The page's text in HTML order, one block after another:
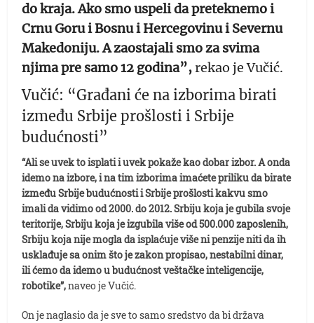
do kraja. Ako smo uspeli da preteknemo i
Crnu Goru i Bosnu i Hercegovinu i Severnu
Makedoniju. A zaostajali smo za svima
njima pre samo 12 godina”,rekao je Vučić.
Vučić: “Građani će na izborima birati
između Srbije prošlosti i Srbije
budućnosti”
“Ali se uvek to isplati i uvek pokaže kao dobar izbor. A onda
idemo na izbore, i na tim izborima imaćete priliku da birate
između Srbije budućnosti i Srbije prošlosti kakvu smo
imali da vidimo od 2000. do 2012. Srbiju koja je gubila svoje
teritorije, Srbiju koja je izgubila više od 500.000 zaposlenih,
Srbiju koja nije mogla da isplaćuje više ni penzije niti da ih
usklađuje sa onim što je zakon propisao, nestabilni dinar,
ili ćemo da idemo u budućnost veštačke inteligencije,
robotike”,naveo je Vučić.
On je naglasio da je sve to samo sredstvo da bi država